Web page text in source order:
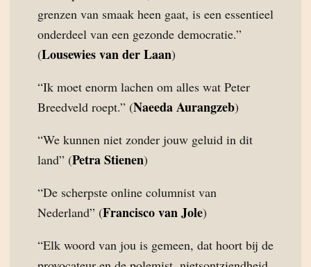
grenzen van smaak heen gaat, is een essentieel
onderdeel van een gezonde democratie.”
(Lousewies van der Laan)
“Ik moet enorm lachen om alles wat Peter
Breedveld roept.” (Naeeda Aurangzeb)
“We kunnen niet zonder jouw geluid in dit
land” (Petra Stienen)
“De scherpste online columnist van
Nederland” (Francisco van Jole)
“Elk woord van jou is gemeen, dat hoort bij de